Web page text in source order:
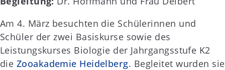
Am 4. März besuchten die Schülerinnen und
Schüler der zwei Basiskurse sowie des
Leistungskurses Biologie der Jahrgangsstufe K2
die Zooakademie Heidelberg. Begleitet wurden sie